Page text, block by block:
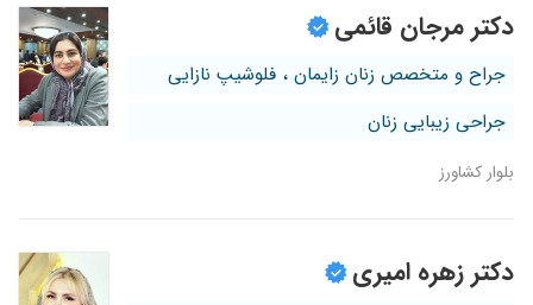
دکتر مرجان قائمی
جراح و متخصص زنان زایمان ، فلوشیپ نازایی
جراحی زیبایی زنان
بلوار کشاورز
دکتر زهره امیری